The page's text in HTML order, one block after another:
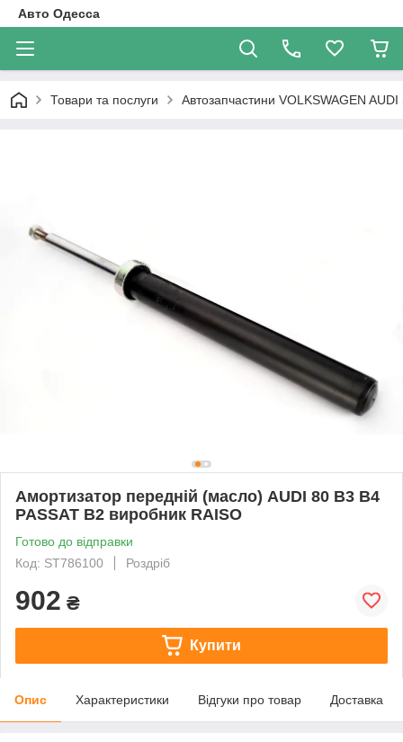
Авто Одесса
Товари та послуги Автозапчастини VOLKSWAGEN AUDI
Амортизатор передній (масло) AUDI 80 B3 B4
PASSAT B2 виробник RAISO
Готово до відправки
Код: ST786100
Роздріб
902 ₴
Купити
Опис Характеристики Відгуки про товар Доставка